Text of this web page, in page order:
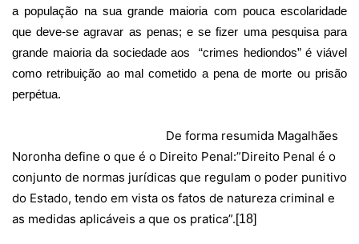
a população na sua grande maioria com pouca escolaridade
que deve-se agravar as penas; e se fizer uma pesquisa para
grande maioria da sociedade aos
“crimes hediondos” é viável
como retribuição ao mal cometido a pena de morte ou prisão
perpétua.
De forma resumida Magalhães
Noronha define o que é o Direito Penal:”Direito Penal é o
conjunto de normas jurídicas que regulam o poder punitivo
do Estado, tendo em vista os fatos de natureza criminal e
as medidas aplicáveis a que os pratica”.[18]